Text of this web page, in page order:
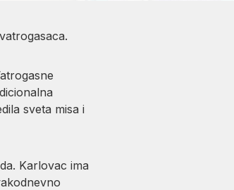
sveta misa i
Karlovac ima